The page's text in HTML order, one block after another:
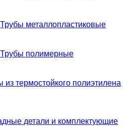
Трубы металлопластиковые
Трубы полимерные
из термостойкого полиэтилена
детали и комплектующие